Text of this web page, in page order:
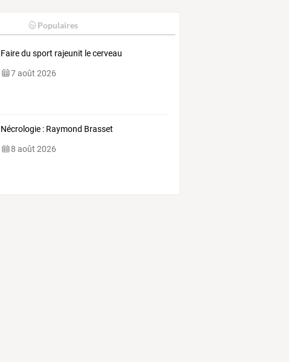
Populaires
Faire du sport rajeunit le cerveau
7 août 2026
Nécrologie : Raymond Brasset
8 août 2026